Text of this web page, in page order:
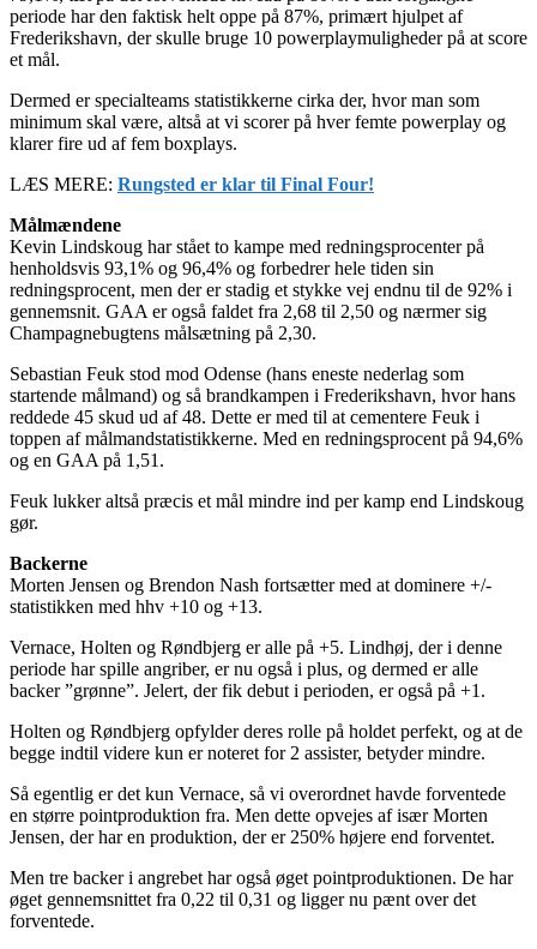
periode har den faktisk helt oppe på 87%, primært hjulpet af
Frederikshavn, der skulle bruge 10 powerplaymuligheder på at score
et mål.
Dermed er specialteams statistikkerne cirka der, hvor man som
minimum skal være, altså at vi scorer på hver femte powerplay og
klarer fire ud af fem boxplays.
LÆS MERE: Rungsted er klar til Final Four!
Målmændene
Kevin Lindskoug har stået to kampe med redningsprocenter på
henholdsvis 93,1% og 96,4% og forbedrer hele tiden sin
redningsprocent, men der er stadig et stykke vej endnu til de 92% i
gennemsnit. GAA er også faldet fra 2,68 til 2,50 og nærmer sig
Champagnebugtens målsætning på 2,30.
Sebastian Feuk stod mod Odense (hans eneste nederlag som
startende målmand) og så brandkampen i Frederikshavn, hvor hans
reddede 45 skud ud af 48. Dette er med til at cementere Feuk i
toppen af målmandstatistikkerne. Med en redningsprocent på 94,6%
og en GAA på 1,51.
Feuk lukker altså præcis et mål mindre ind per kamp end Lindskoug
gør.
Backerne
Morten Jensen og Brendon Nash fortsætter med at dominere +/-
statistikken med hhv +10 og +13.
Vernace, Holten og Røndbjerg er alle på +5. Lindhøj, der i denne
periode har spille angriber, er nu også i plus, og dermed er alle
backer ”grønne”. Jelert, der fik debut i perioden, er også på +1.
Holten og Røndbjerg opfylder deres rolle på holdet perfekt, og at de
begge indtil videre kun er noteret for 2 assister, betyder mindre.
Så egentlig er det kun Vernace, så vi overordnet havde forventede
en større pointproduktion fra. Men dette opvejes af især Morten
Jensen, der har en produktion, der er 250% højere end forventet.
Men tre backer i angrebet har også øget pointproduktionen. De har
øget gennemsnittet fra 0,22 til 0,31 og ligger nu pænt over det
forventede.